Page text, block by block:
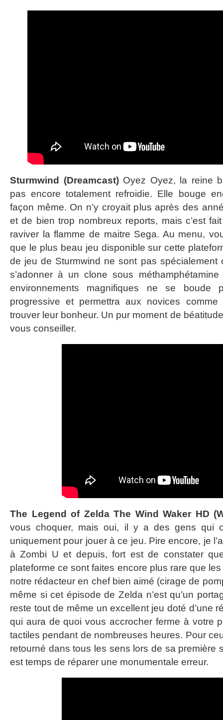
Sturmwind (Dreamcast)Oyez Oyez, la reine
pas encore totalement refroidie. Elle bouge
façon même. On n’y croyait plus après des
et de bien trop nombreux reports, mais c’est
raviver la flamme de maitre Sega. Au menu,
que le plus beau jeu disponible sur cette
de jeu de Sturmwind ne sont pas spécialement
s’adonner à un clone sous
environnements magnifiques ne se boude
progressive et permettra aux novices
trouver leur bonheur. Un pur moment de
vous conseiller.
The Legend of Zelda The Wind Waker HD
vous choquer, mais oui, il y a des gens qui
uniquement pour jouer à ce jeu. Pire encore, je
à Zombi U et depuis, fort est de constater
plateforme ce sont faites encore plus rare que
notre rédacteur en chef bien aimé (cirage de
même si cet épisode de Zelda n’est qu’un
reste tout de même un excellent jeu doté d’une
qui aura de quoi vous accrocher ferme à votre
tactiles pendant de nombreuses heures. Pour
retourné dans tous les sens lors de sa première
est temps de réparer une monumentale erreur.